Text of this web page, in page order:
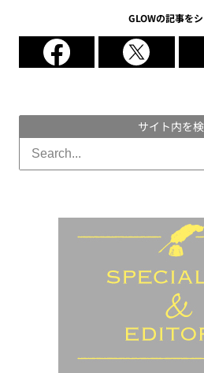
GLOWの記事を
サイト内を